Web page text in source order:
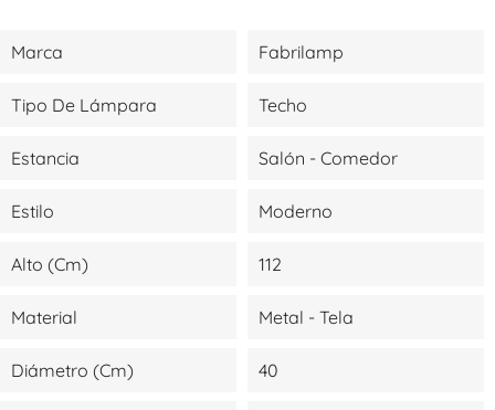
Marca Fabrilamp
Tipo De Lámpara Techo
Estancia Salón - Comedor
Estilo Moderno
Alto (cm) 112
Material Metal - Tela
Diámetro (cm) 40